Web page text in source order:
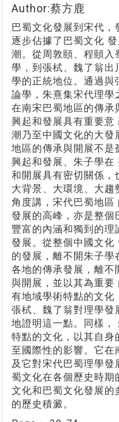
Author:蔡方鹿
巴蜀文化發展到宋代，
逐步佔據了巴蜀文化
潮。從周敦頤、程頤入
學，到張栻、魏了翁出
學的正統地位。通過與
論學，朱熹集宋代理學
在南宋巴蜀地區的傳承
興起和發展具有重要意
潮乃至中國文化的大發
地區的傳承與開展不是
興起和發展、朱子學在
和開展具有密切關係，
大背景、大環境、大趨
角度講，宋代巴蜀地區
發展的高峰，亦是整個
豐富的內涵和獨到的理
發展。從整個中國文化
的發展，離不開朱子學
各地的傳承發展，離不
與開展，並以其為重要
有地域學術特點的文化
張栻、魏了翁對理學發
地證明這一點。同樣，
特點的文化，以其自身
至國際性的影響。它在
及它對宋代巴蜀理學發
蜀文化在各個歷史時期
文化和巴蜀文化發展的
的歷史積澱。